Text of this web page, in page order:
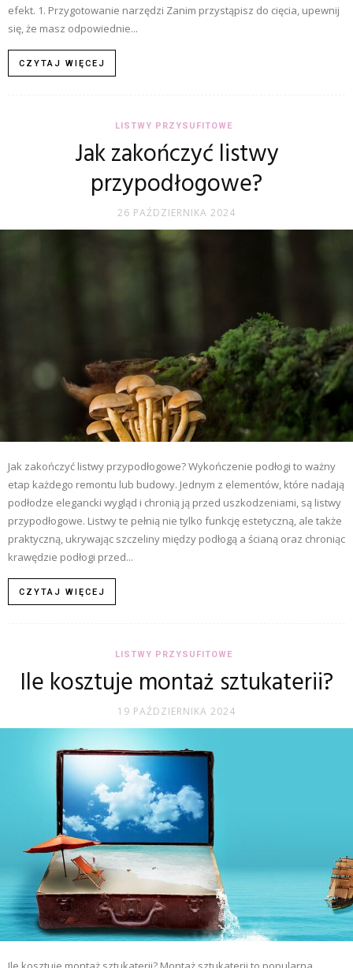
efekt. 1. Przygotowanie narzędzi Zanim przystąpisz do cięcia, upewnij
się, że masz odpowiednie...
CZYTAJ WIĘCEJ
LISTWY PRZYSUFITOWE
Jak zakończyć listwy
przypodłogowe?
26 PAŹDZIERNIKA 2024
Jak zakończyć listwy przypodłogowe? Wykończenie podłogi to ważny
etap każdego remontu lub budowy. Jednym z elementów, które nadają
podłodze elegancki wygląd i chronią ją przed uszkodzeniami, są listwy
przypodłogowe. Listwy te pełnią nie tylko funkcję estetyczną, ale także
praktyczną, ukrywając szczeliny między podłogą a ścianą oraz chroniąc
krawędzie podłogi przed...
CZYTAJ WIĘCEJ
LISTWY PRZYSUFITOWE
Ile kosztuje montaż sztukaterii?
19 PAŹDZIERNIKA 2024